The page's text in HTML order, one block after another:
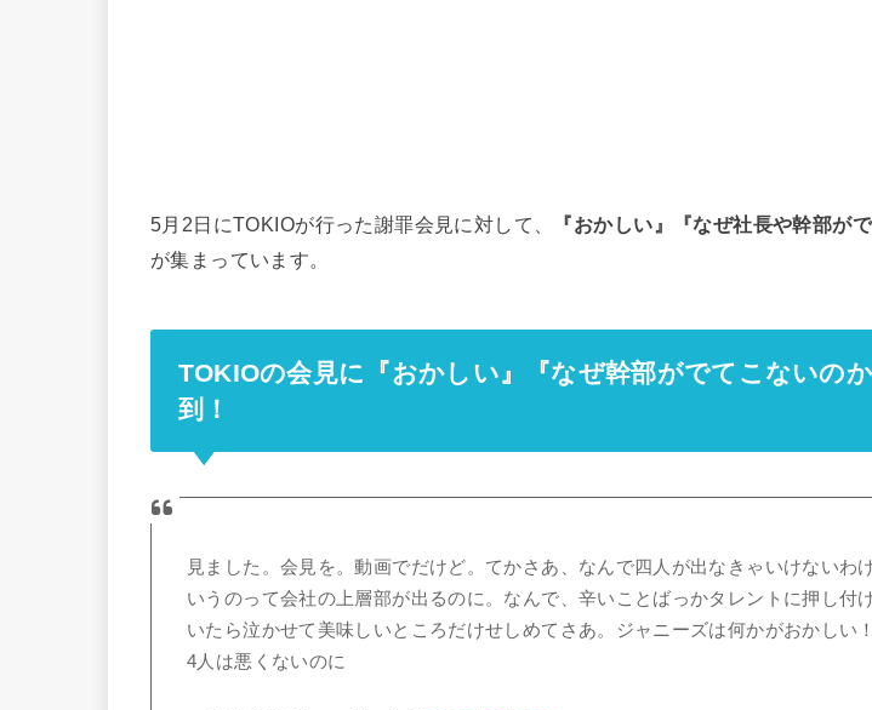
5月2日にTOKIOが行った謝罪会見に対して、
『おかしい』『なぜ社長や幹部が
が集まっています。
TOKIOの会見に『おかしい』『なぜ幹部がでてこないの
到！
見ました。会見を。動画でだけど。てかさあ、なんで四人が出なきゃいけないわ
いうのって会社の上層部が出るのに。なんで、辛いことばっかタレントに押し付
いたら泣かせて美味しいところだけせしめてさあ。ジャニーズは何かがおか
4人は悪くないのに